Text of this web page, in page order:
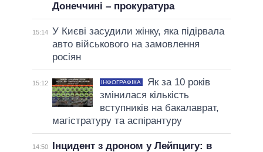
Донеччині – прокуратура
15:14 У Києві засудили жінку, яка підірвала
авто військового на замовлення
росіян
15:12 ІНФОГРАФІКА
Як за 10 років
змінилася кількість
вступників на бакалаврат,
магістратуру та аспірантуру
14:50
Інцидент з дроном у Лейпцигу: в